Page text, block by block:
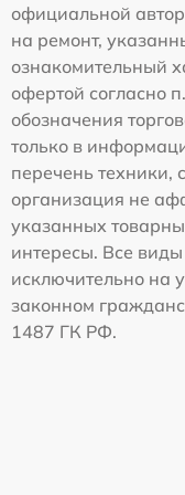
официальной
на ремонт,
ознакомительный
офертой согласно
обозначения
только в
перечень техники,
организация не
указанных
интересы. Все
исключительно на
законном
1487 ГК РФ.